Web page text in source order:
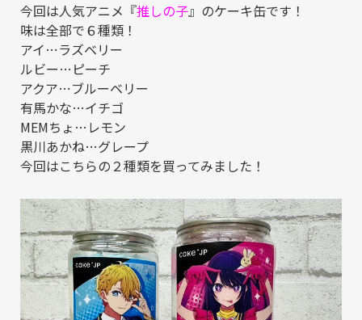
今回は人気アニメ『推しの子』のケーキ缶です！
味は全部で６種類！
アイ…ラズベリー
ルビー…ピーチ
アクア…ブルーベリー
有馬かな…イチゴ
MEMちょ…レモン
黒川あかね…グレープ
今回はこちらの２種類を買ってみました！